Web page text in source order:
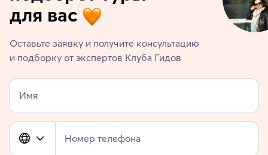
для вас
Оставьте заявку и получите консультацию
и подборку от экспертов Клуба Гидов
Имя
Номер телефона